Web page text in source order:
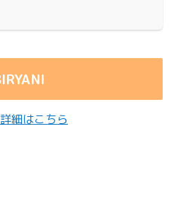
細はこちら